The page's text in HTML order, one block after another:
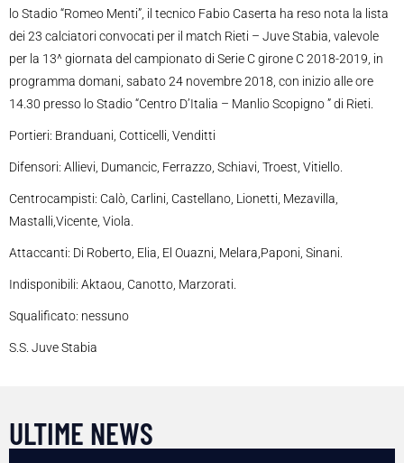
lo Stadio “Romeo Menti”, il tecnico Fabio Caserta ha reso nota la lista
dei 23 calciatori convocati per il match Rieti – Juve Stabia, valevole
per la 13^ giornata del campionato di Serie C girone C 2018-2019, in
programma domani, sabato 24 novembre 2018, con inizio alle ore
14.30 presso lo Stadio “Centro D’Italia – Manlio Scopigno ” di Rieti.
Portieri: Branduani, Cotticelli, Venditti
Difensori: Allievi, Dumancic, Ferrazzo, Schiavi, Troest, Vitiello.
Centrocampisti: Calò, Carlini, Castellano, Lionetti, Mezavilla,
Mastalli,Vicente, Viola.
Attaccanti: Di Roberto, Elia, El Ouazni, Melara,Paponi, Sinani.
Indisponibili: Aktaou, Canotto, Marzorati.
Squalificato: nessuno
S.S. Juve Stabia
ULTIME NEWS